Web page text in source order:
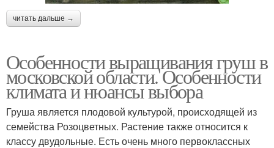
читать дальше →
Особенности выращивания груш в
московской области. Особенности
климата и нюансы выбора
Груша является плодовой культурой, происходящей из
семейства Розоцветных. Растение также относится к
классу двудольные. Есть очень много первоклассных